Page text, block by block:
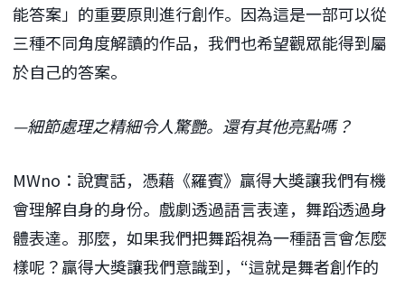
能答案」的重要原則進行創作。因為這是一部可以從
三種不同角度解讀的作品，我們也希望觀眾能得到屬
於自己的答案。
—細節處理之精細令人驚艷。還有其他亮點嗎？
MWno：說實話，憑藉《羅賓》贏得大獎讓我們有機
會理解自身的身份。戲劇透過語言表達，舞蹈透過身
體表達。那麼，如果我們把舞蹈視為一種語言會怎麼
樣呢？贏得大獎讓我們意識到，“這就是舞者創作的